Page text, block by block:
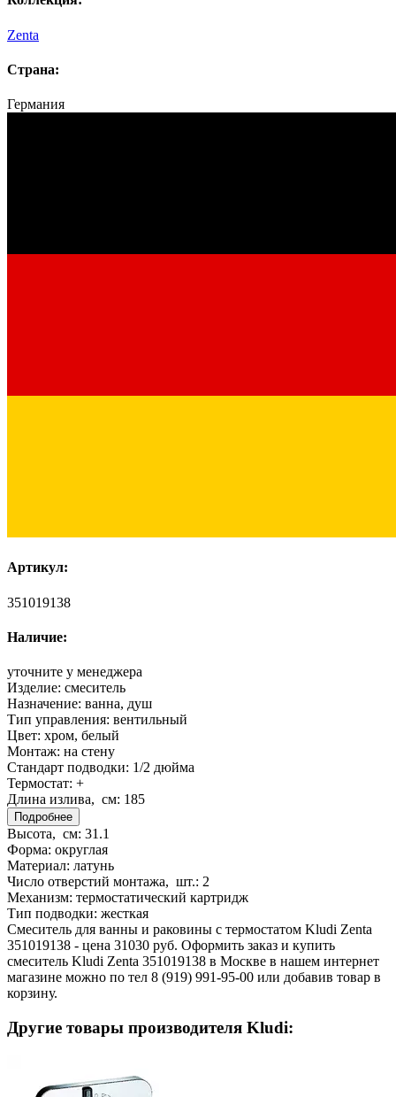
Zenta
Страна:
Германия
Артикул:
351019138
Наличие:
уточните у менеджера
Изделие: смеситель
Назначение: ванна, душ
Тип управления: вентильный
Цвет: хром, белый
Монтаж: на стену
Стандарт подводки: 1/2 дюйма
Термостат: +
Длина излива, см: 185
Подробнее
Высота, см: 31.1
Форма: округлая
Материал: латунь
Число отверстий монтажа, шт.: 2
Механизм: термостатический картридж
Тип подводки: жесткая
Смеситель для ванны и раковины с термостатом Kludi Zenta
351019138 - цена 31030 руб. Оформить заказ и купить
смеситель Kludi Zenta 351019138 в Москве в нашем интернет
магазине можно по тел 8 (919) 991-95-00 или добавив товар в
корзину.
Другие товары производителя Kludi: